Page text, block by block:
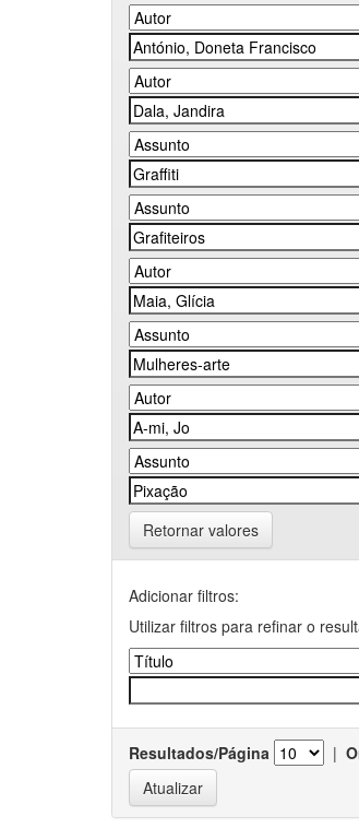
Retornar valores
Adicionar filtros:
Utilizar filtros para refinar o
Resultados/Página |